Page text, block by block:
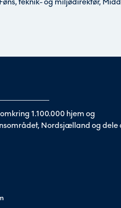
1.100.000 hjem og
Nordsjælland og dele